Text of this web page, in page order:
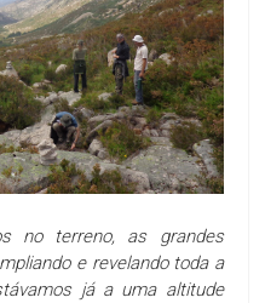
no terreno, as grandes
e revelando toda a
já a uma altitude